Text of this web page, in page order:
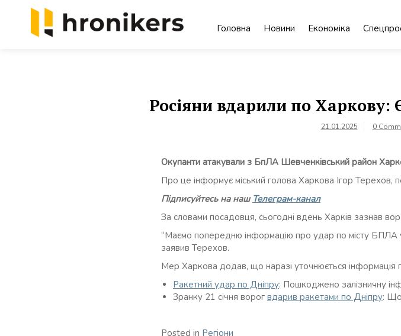
Головна Новини Економіка
Росіяни вдарили по Харкову:
21.01.2025 0
Окупанти атакували з БпЛА Шевченківський район
Про це інформує міський голова Харкова Ігор Терехов,
Підписуйтесь на наш Телеграм-канал
За словами посадовця, сьогодні вдень Харків зазнав
“Маємо попередню інформацію про удар по місту БПЛА
заявив Терехов.
Мер Харкова додав, що наразі уточнюється інформація
Ракетний удар по Дніпру: Пошкоджено залізничну
Зранку 21 січня ворог вдарив ракетами по Дніпру: Що
Posted in Регіони